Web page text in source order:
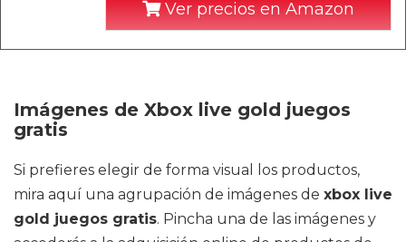
Ver precios en Amazon
Imágenes de Xbox live gold juegos
gratis
Si prefieres elegir de forma visual los productos,
mira aquí una agrupación de imágenes de xbox live
gold juegos gratis. Pincha una de las imágenes y